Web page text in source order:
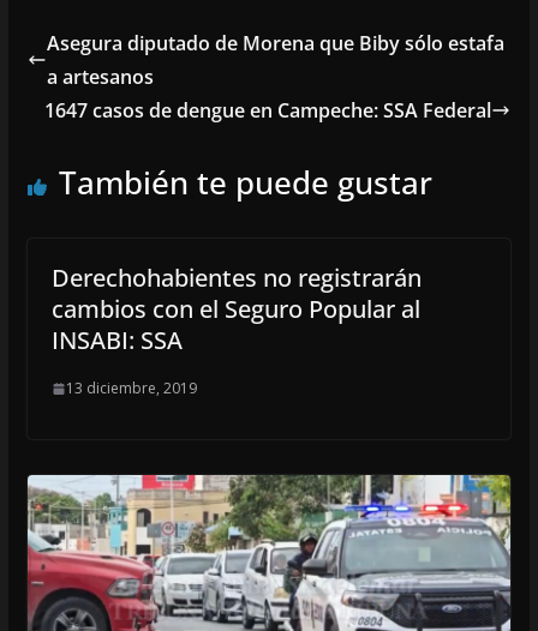
Asegura diputado de Morena que Biby sólo estafa
a artesanos
1647 casos de dengue en Campeche: SSA Federal
También te puede gustar
Derechohabientes no registrarán
cambios con el Seguro Popular al
INSABI: SSA
13 diciembre, 2019